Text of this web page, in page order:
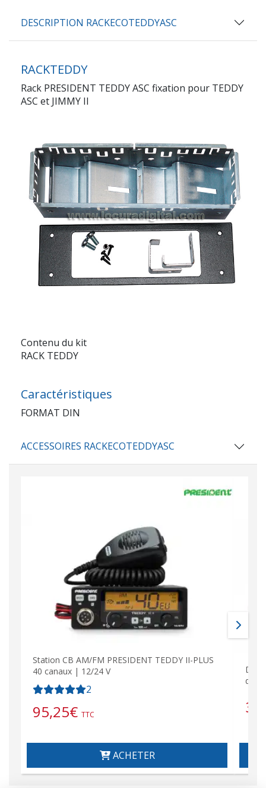
DESCRIPTION RACKECOTEDDYASC
RACKTEDDY
Rack PRESIDENT TEDDY ASC fixation pour TEDDY
ASC et JIMMY II
Contenu du kit
RACK TEDDY
Caractéristiques
FORMAT DIN
ACCESSOIRES RACKECOTEDDYASC
Station CB AM/FM PRESIDENT TEDDY II-PLUS
40 canaux | 12/24 V
2
95,25€ TTC
ACHETER